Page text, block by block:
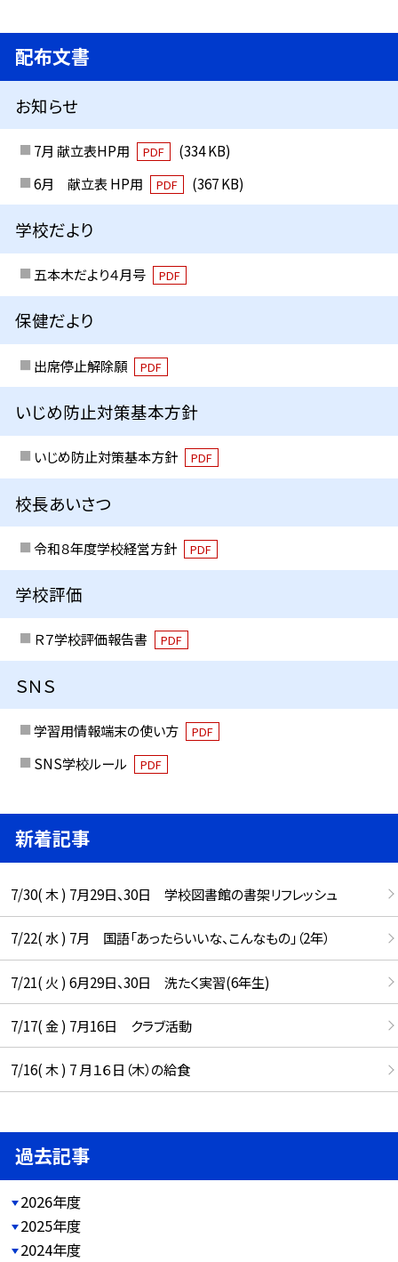
配布文書
お知らせ
7月 献立表HP用 PDF
(334 KB)
6月 献立表 HP用
PDF (367 KB)
学校だより
五本木だより４月号 PDF
保健だより
出席停止解除願 PDF
いじめ防止対策基本方針
いじめ防止対策基本方針 PDF
校長あいさつ
令和８年度学校経営方針 PDF
学校評価
Ｒ７学校評価報告書 PDF
ＳＮＳ
学習用情報端末の使い方 PDF
SNS学校ルール PDF
新着記事
7/30( 木 ) 7月29日、30日 学校図書館の書架リフレッシュ
7/22( 水 ) 7月 国語「あったらいいな、こんなもの」（2年）
7/21( 火 ) 6月29日、30日 洗たく実習(6年生)
7/17( 金 ) 7月16日 クラブ活動
7/16( 木 ) 7 月１６日（木）の給食
過去記事
2026年度
2025年度
2024年度